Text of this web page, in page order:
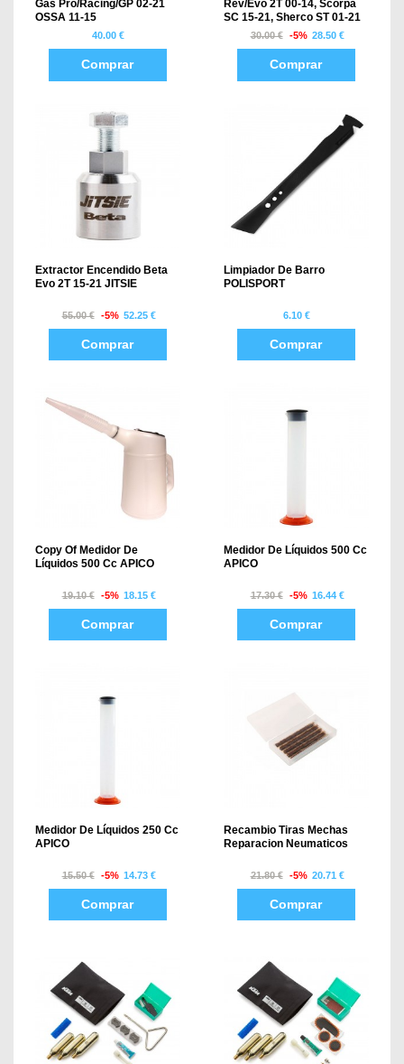
Gas Pro/Racing/GP 02-21
OSSA 11-15
40.00 €
Comprar
Rev/Evo 2T 00-14, Scorpa
SC 15-21, Sherco ST 01-21
30.00 € -5% 28.50 €
Comprar
Extractor Encendido Beta
Evo 2T 15-21 JITSIE
55.00 € -5% 52.25 €
Comprar
Limpiador De Barro
POLISPORT
6.10 €
Comprar
Copy Of Medidor De
Líquidos 500 Cc APICO
19.10 € -5% 18.15 €
Comprar
Medidor De Líquidos 500 Cc
APICO
17.30 € -5% 16.44 €
Comprar
Medidor De Líquidos 250 Cc
APICO
15.50 € -5% 14.73 €
Comprar
Recambio Tiras Mechas
Reparacion Neumaticos
21.80 € -5% 20.71 €
Comprar